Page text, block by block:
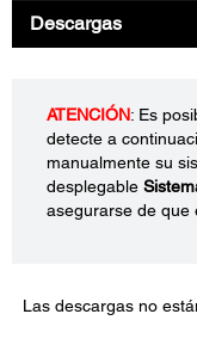
Descargas
ATENCIÓN: Es
detecte a
manualmente su
desplegable
asegurarse de que
Las descargas no